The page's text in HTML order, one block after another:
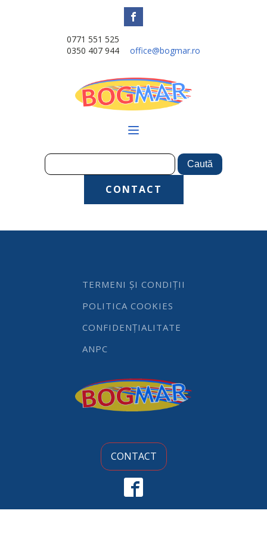
0771 551 525
0350 407 944
office@bogmar.ro
CONTACT
TERMENI ȘI CONDIȚII
POLITICA COOKIES
CONFIDENȚIALITATE
ANPC
CONTACT